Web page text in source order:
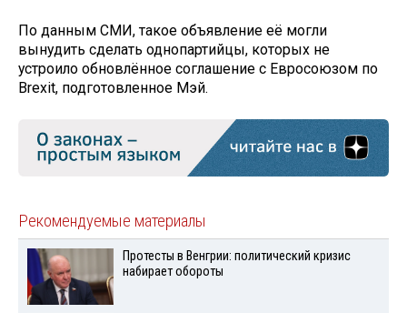
По данным СМИ, такое объявление её могли
вынудить сделать однопартийцы, которых не
устроило обновлённое соглашение с Евросоюзом по
Brexit, подготовленное Мэй.
Рекомендуемые материалы
Протесты в Венгрии: политический кризис
набирает обороты